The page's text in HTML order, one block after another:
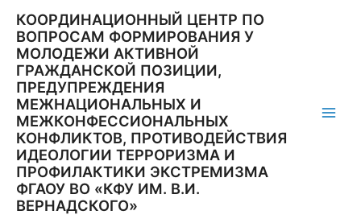
содержимому
КООРДИНАЦИОННЫЙ ЦЕНТР ПО
ВОПРОСАМ ФОРМИРОВАНИЯ У
МОЛОДЕЖИ АКТИВНОЙ
ГРАЖДАНСКОЙ ПОЗИЦИИ,
ПРЕДУПРЕЖДЕНИЯ
МЕЖНАЦИОНАЛЬНЫХ И
МЕЖКОНФЕССИОНАЛЬНЫХ
КОНФЛИКТОВ, ПРОТИВОДЕЙСТВИЯ
ИДЕОЛОГИИ ТЕРРОРИЗМА И
ПРОФИЛАКТИКИ ЭКСТРЕМИЗМА
ФГАОУ ВО «КФУ ИМ. В.И.
ВЕРНАДСКОГО»